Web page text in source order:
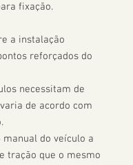
fixação.
a instalação
reforçados do
necessitam de
de acordo com
manual do veículo a
tração que o mesmo